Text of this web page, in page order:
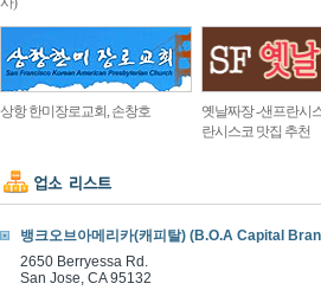
상항 한미장로교회, 손창호
옛날짜장 -샌프란시
란시스코 맛집 추천
뱅크오브아메리카(캐피탈) (B.O.A Capital
2650 Berryessa Rd.
San Jose, CA 95132